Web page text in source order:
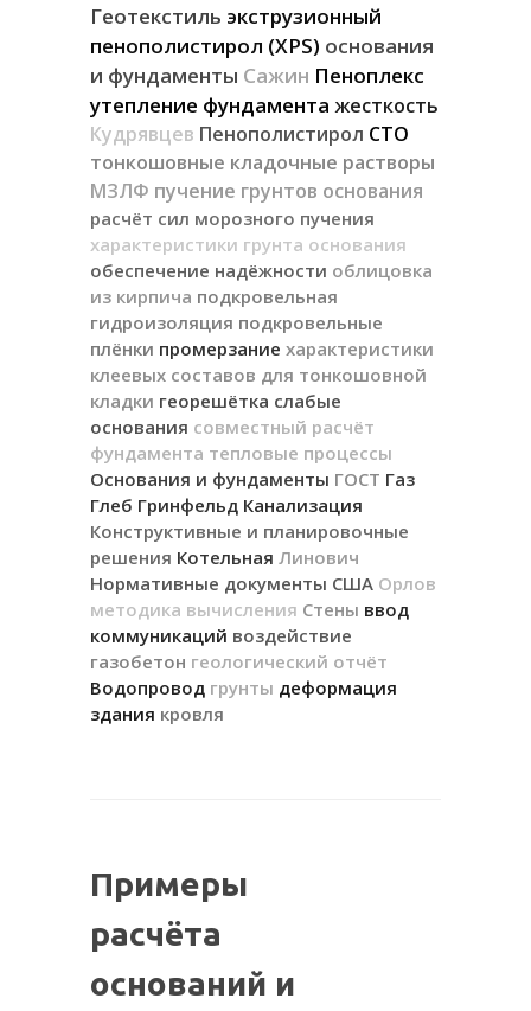
Геотекстиль экструзионный
пенополистирол (XPS) основания
и фундаменты Сажин Пеноплекс
утепление фундамента жесткость
Кудрявцев Пенополистирол СТО
тонкошовные кладочные растворы
МЗЛФ пучение грунтов основания
расчёт сил морозного пучения
характеристики грунта основания
обеспечение надёжности облицовка
из кирпича подкровельная
гидроизоляция подкровельные
плёнки промерзание характеристики
клеевых составов для тонкошовной
кладки георешётка слабые
основания совместный расчёт
фундамента тепловые процессы
Основания и фундаменты ГОСТ Газ
Глеб Гринфельд Канализация
Конструктивные и планировочные
решения Котельная Линович
Нормативные документы США Орлов
методика вычисления Стены ввод
коммуникаций воздействие
газобетон геологический отчёт
Водопровод грунты деформация
здания кровля
Примеры
расчёта
оснований и